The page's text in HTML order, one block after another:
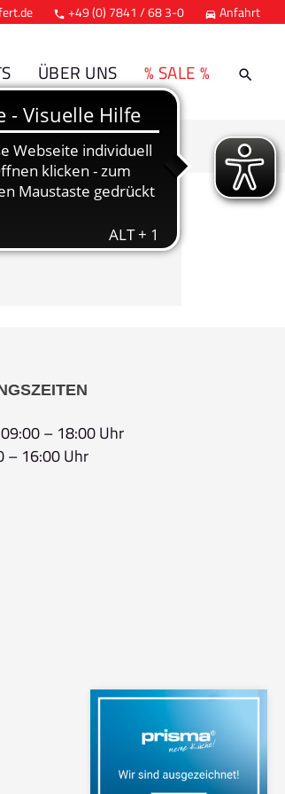
 +49 (0) 7841 / 68 3-0  Anfahrt
ÜBER UNS % SALE %
– 18:00 Uhr
– 16:00 Uhr